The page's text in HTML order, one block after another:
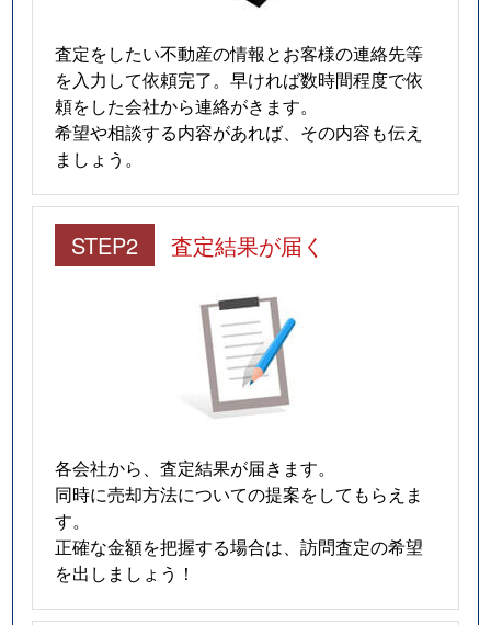
査定をしたい不動産の情報とお客様の連絡先等
を入力して依頼完了。早ければ数時間程度で依
頼をした会社から連絡がきます。
希望や相談する内容があれば、その内容も伝え
ましょう。
STEP2 査定結果が届く
各会社から、査定結果が届きます。
同時に売却方法についての提案をしてもらえま
す。
正確な金額を把握する場合は、訪問査定の希望
を出しましょう！